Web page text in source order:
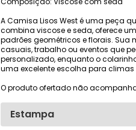
A Camisa Lisos West é uma peça
combina viscose e seda, oferece
padrões geométricos e florais.
casuais, trabalho ou eventos que
personalizado, enquanto o
uma excelente escolha para
O produto ofertado não
Estampa